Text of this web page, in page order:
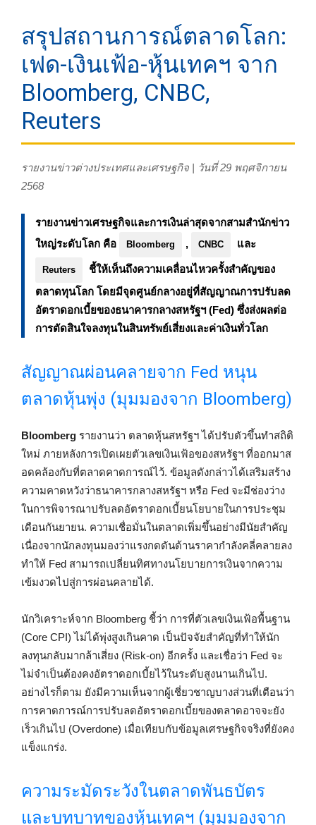
สรุปสถานการณ์ตลาดโลก:
เฟด-เงินเฟ้อ-หุ้นเทคฯ จาก
Bloomberg, CNBC,
Reuters
รายงานข่าวต่างประเทศและเศรษฐกิจ | วันที่ 29 พฤศจิกายน
2568
รายงานข่าวเศรษฐกิจและการเงินล่าสุดจากสามสำนักข่าว
ใหญ่ระดับโลก คือ
Bloomberg , CNBC และ
Reuters
ชี้ให้เห็นถึงความเคลื่อนไหวครั้งสำคัญของ
ตลาดทุนโลก โดยมีจุดศูนย์กลางอยู่ที่สัญญาณการปรับลด
อัตราดอกเบี้ยของธนาคารกลางสหรัฐฯ (Fed) ซึ่งส่งผลต่อ
การตัดสินใจลงทุนในสินทรัพย์เสี่ยงและค่าเงินทั่วโลก
สัญญาณผ่อนคลายจาก Fed หนุน
ตลาดหุ้นพุ่ง (มุมมองจาก Bloomberg)
Bloomberg รายงานว่า ตลาดหุ้นสหรัฐฯ ได้ปรับตัวขึ้นทำสถิติ
ใหม่ ภายหลังการเปิดเผยตัวเลขเงินเฟ้อของสหรัฐฯ ที่ออกมาส
อดคล้องกับที่ตลาดคาดการณ์ไว้. ข้อมูลดังกล่าวได้เสริมสร้าง
ความคาดหวังว่าธนาคารกลางสหรัฐฯ หรือ Fed จะมีช่องว่าง
ในการพิจารณาปรับลดอัตราดอกเบี้ยนโยบายในการประชุม
เดือนกันยายน. ความเชื่อมั่นในตลาดเพิ่มขึ้นอย่างมีนัยสำคัญ
เนื่องจากนักลงทุนมองว่าแรงกดดันด้านราคากำลังคลี่คลายลง
ทำให้ Fed สามารถเปลี่ยนทิศทางนโยบายการเงินจากความ
เข้มงวดไปสู่การผ่อนคลายได้.
นักวิเคราะห์จาก Bloomberg ชี้ว่า การที่ตัวเลขเงินเฟ้อพื้นฐาน
(Core CPI) ไม่ได้พุ่งสูงเกินคาด เป็นปัจจัยสำคัญที่ทำให้นัก
ลงทุนกลับมากล้าเสี่ยง (Risk-on) อีกครั้ง และเชื่อว่า Fed จะ
ไม่จำเป็นต้องคงอัตราดอกเบี้ยไว้ในระดับสูงนานเกินไป.
อย่างไรก็ตาม ยังมีความเห็นจากผู้เชี่ยวชาญบางส่วนที่เตือนว่า
การคาดการณ์การปรับลดอัตราดอกเบี้ยของตลาดอาจจะยัง
เร็วเกินไป (Overdone) เมื่อเทียบกับข้อมูลเศรษฐกิจจริงที่ยังคง
แข็งแกร่ง.
ความระมัดระวังในตลาดพันธบัตร
และบทบาทของหุ้นเทคฯ (มุมมองจาก